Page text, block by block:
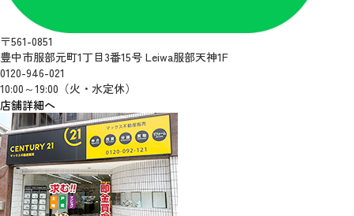
〒561-0851
豊中市服部元町1丁目3番15号 Leiwa服部天神1F
0120-946-021
10:00～19:00（火・水定休）
店舗詳細へ